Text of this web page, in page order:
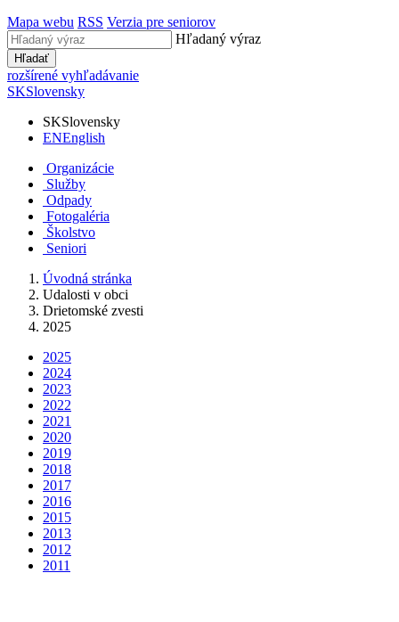
Mapa webu RSS Verzia pre seniorov
Hľadaný výraz
Hľadať
rozšírené vyhľadávanie
SKSlovensky
SKSlovensky
ENEnglish
Organizácie
Služby
Odpady
Fotogaléria
Školstvo
Seniori
Úvodná stránka
Udalosti v obci
Drietomské zvesti
2025
2025
2024
2023
2022
2021
2020
2019
2018
2017
2016
2015
2013
2012
2011